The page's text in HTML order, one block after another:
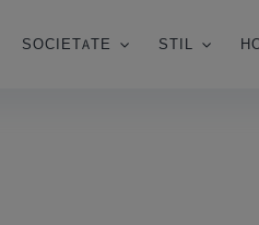
SOCIETATE STIL